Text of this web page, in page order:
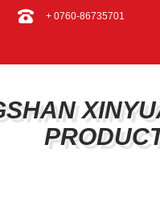
+ 0760-86735701